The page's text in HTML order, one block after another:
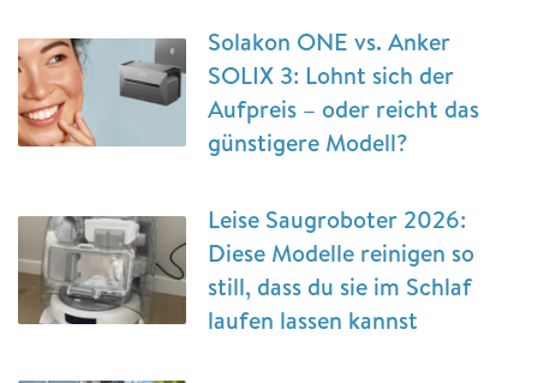
Solakon ONE vs. Anker
SOLIX 3: Lohnt sich der
Aufpreis – oder reicht das
günstigere Modell?
Leise Saugroboter 2026:
Diese Modelle reinigen so
still, dass du sie im Schlaf
laufen lassen kannst